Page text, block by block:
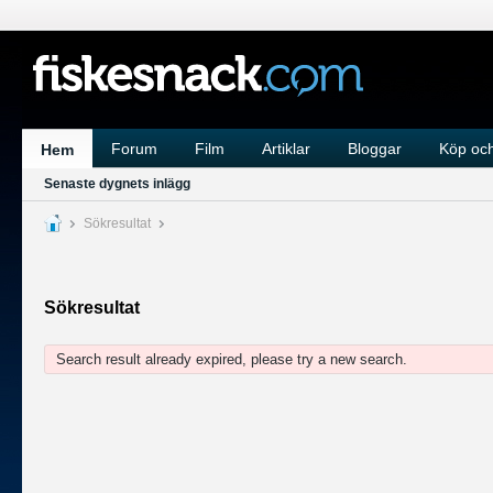
Hem Forum Film Artiklar Bloggar Köp
Senaste dygnets inlägg
Sökresultat
Sökresultat
Search result already expired, please try a new search.